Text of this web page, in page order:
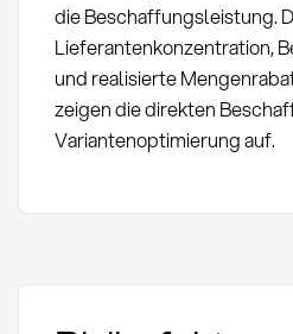
die Beschaffungsleistung.
Lieferantenkonzentration,
und realisierte
zeigen die direkten
Variantenoptimierung auf.